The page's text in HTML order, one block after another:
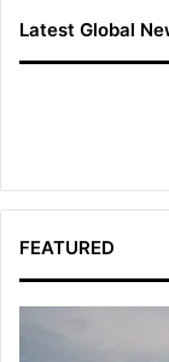
Latest Global
FEATURED